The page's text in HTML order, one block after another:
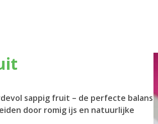
sappig fruit – de perfecte balans
door romig ijs en natuurlijke